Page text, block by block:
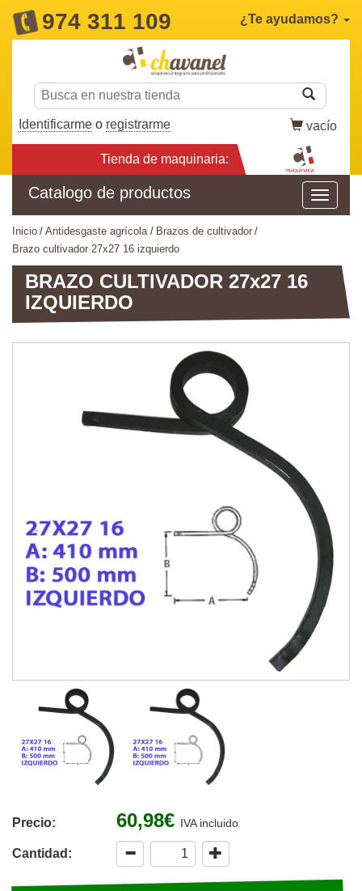
974 311 109 ¿Te ayudamos?
Identificarme o registrarme vacío
Tienda de maquinaria:
Catalogo de productos
inicio antidesgaste agrícola
brazos de cultivador
brazo cultivador 27x27 16 izquierdo
BRAZO CULTIVADOR 27x27 16
IZQUIERDO
Precio: 60,98€ IVA incluido
Cantidad: